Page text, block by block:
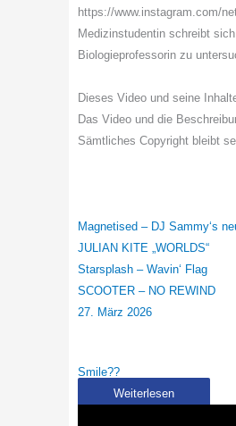
https://www.instagram.com/
Medizinstudentin schreibt
Biologieprofessorin zu
Dieses Video und seine
Das Video und die
Sämtliches Copyright bleibt
Magnetised – DJ Sammy‘s
JULIAN KITE „WORLDS“
Starsplash – Wavin‘ Flag
SCOOTER – NO REWIND
27. März 2026
Smile??
Weiterlesen